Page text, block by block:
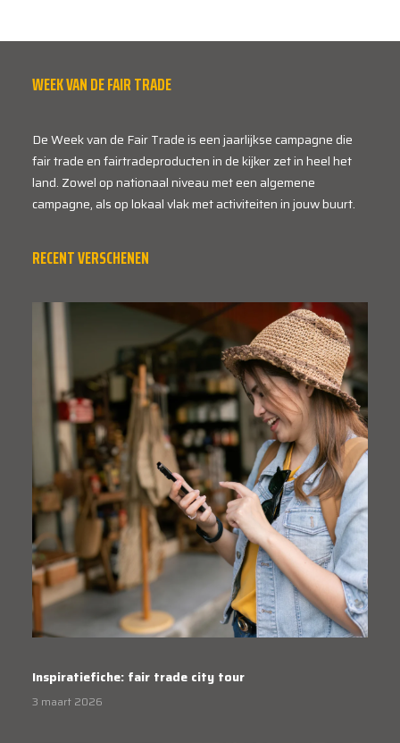
WEEK VAN DE FAIR TRADE
De Week van de Fair Trade is een jaarlijkse campagne die
fair trade en fairtradeproducten in de kijker zet in heel het
land. Zowel op nationaal niveau met een algemene
campagne, als op lokaal vlak met activiteiten in jouw buurt.
RECENT VERSCHENEN
Inspiratiefiche: fair trade city tour
3 maart 2026